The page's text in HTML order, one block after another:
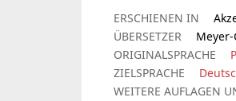
ERSCHIENEN IN
ÜBERSETZER
ORIGINALSPRACHE
ZIELSPRACHE
WEITERE AUFLAGEN